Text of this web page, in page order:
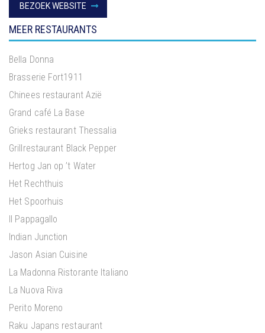
BEZOEK WEBSITE
MEER RESTAURANTS
Bella Donna
Brasserie Fort1911
Chinees restaurant Azië
Grand café La Base
Grieks restaurant Thessalia
Grillrestaurant Black Pepper
Hertog Jan op ’t Water
Het Rechthuis
Het Spoorhuis
Il Pappagallo
Indian Junction
Jason Asian Cuisine
La Madonna Ristorante Italiano
La Nuova Riva
Perito Moreno
Raku Japans restaurant